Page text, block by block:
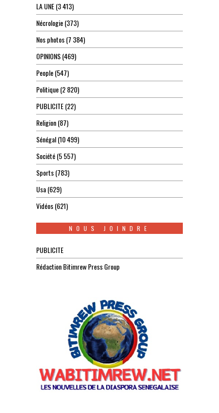
LA UNE(3 413)
Nécrologie(373)
Nos photos(7 384)
OPINIONS(469)
People(547)
Politique(2 820)
PUBLICITE(22)
Religion(87)
Sénégal(10 499)
Société(5 557)
Sports(783)
Usa(629)
Vidéos(621)
NOUS JOINDRE
PUBLICITE
Rédaction Bitimrew Press Group